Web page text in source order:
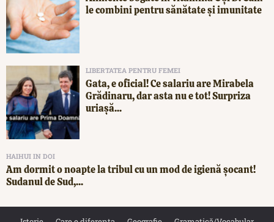
le combini pentru sănătate și imunitate
LIBERTATEA PENTRU FEMEI
Gata, e oficial! Ce salariu are Mirabela
Grădinaru, dar asta nu e tot! Surpriza
uriașă...
HAIHUI IN DOI
Am dormit o noapte la tribul cu un mod de igienă șocant!
Sudanul de Sud,...